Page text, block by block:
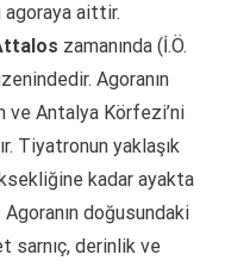
agoraya aittir.
zamanında (İ.Ö.
Agoranın
ve Antalya Körfezi’ni
Tiyatronun yaklaşık
kadar ayakta
doğusundaki
sarnıç, derinlik ve